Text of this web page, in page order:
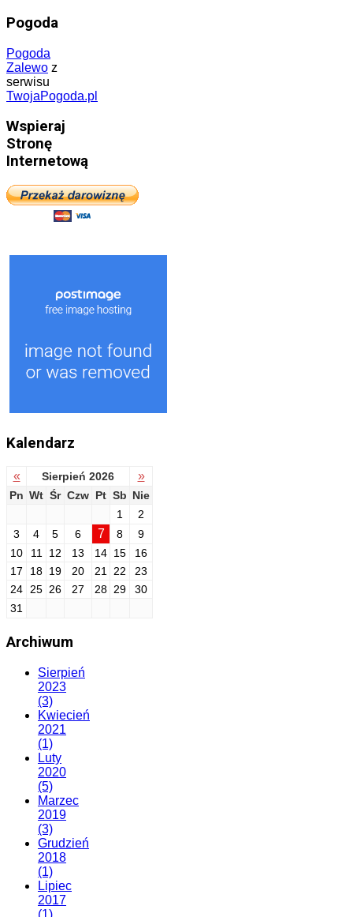
Pogoda
Pogoda
Zalewo z
serwisu
TwojaPogoda.pl
Wspieraj
Stronę
Internetową
Kalendarz
« Sierpień 2026 »
Pn Wt Śr Czw Pt Sb Nie
1
2
3
4 5 6 7 8
9
10
11 12 13 14 15
16
17
18 19 20 21 22
23
24 25 26 27 28 29
30
31
Archiwum
Sierpień
2023
(3)
Kwiecień
2021
(1)
Luty
2020
(5)
Marzec
2019
(3)
Grudzień
2018
(1)
Lipiec
2017
(1)